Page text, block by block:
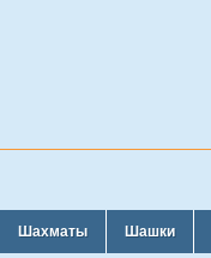
Шахматы Шашки